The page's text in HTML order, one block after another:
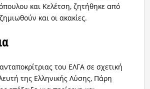
και Κελέτση, ζητήθηκε από
και οι ακακίες.
του ΕΛΓΑ σε σχετική
της Ελληνικής Λύσης, Πάρη